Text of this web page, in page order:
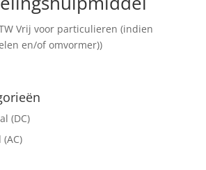
Vrij voor particulieren (indien
en/of omvormer))
(DC)